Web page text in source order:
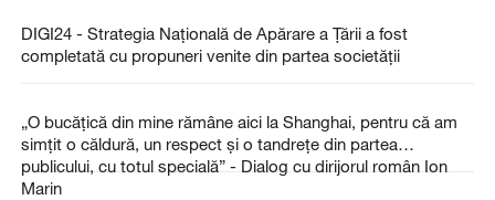
DIGI24 - Strategia Națională de Apărare a Țării a fost
completată cu propuneri venite din partea societății
„O bucățică din mine rămâne aici la Shanghai, pentru că am
simțit o căldură, un respect și o tandrețe din partea
publicului, cu totul specială” - Dialog cu dirijorul român Ion
Marin